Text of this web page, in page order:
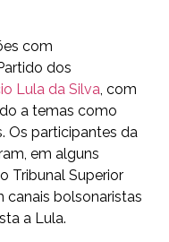
com
dos
Lula da Silva, com
a temas como
Os participantes da
em alguns
Tribunal Superior
canais bolsonaristas
a Lula.